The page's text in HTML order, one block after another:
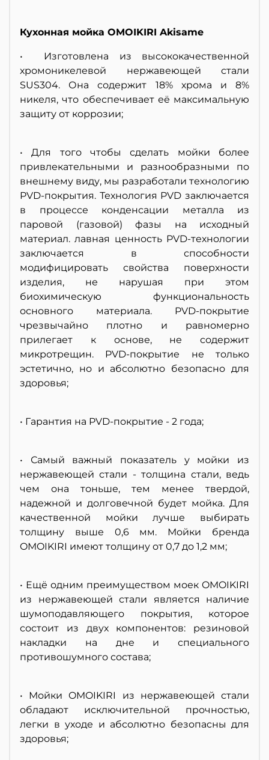
Кухонная мойка OMOIKIRI Akisame
• Изготовлена из высококачественной
хромоникелевой нержавеющей стали
SUS304. Она содержит 18% хрома и 8%
никеля, что обеспечивает её максимальную
защиту от коррозии;
• Для того чтобы сделать мойки более
привлекательными и разнообразными по
внешнему виду, мы разработали технологию
PVD-покрытия. Технология PVD заключается
в процессе конденсации металла из
паровой (газовой) фазы на исходный
материал. лавная ценность PVD-технологии
заключается в способности
модифицировать свойства поверхности
изделия, не нарушая при этом
биохимическую функциональность
основного материала. PVD-покрытие
чрезвычайно плотно и равномерно
прилегает к основе, не содержит
микротрещин. PVD-покрытие не только
эстетично, но и абсолютно безопасно для
здоровья;
• Гарантия на PVD-покрытие - 2 года;
• Самый важный показатель у мойки из
нержавеющей стали - толщина стали, ведь
чем она тоньше, тем менее твердой,
надежной и долговечной будет мойка. Для
качественной мойки лучше выбирать
толщину выше 0,6 мм. Мойки бренда
OMOIKIRI имеют толщину от 0,7 до 1,2 мм;
• Ещё одним преимуществом моек OMOIKIRI
из нержавеющей стали является наличие
шумоподавляющего покрытия, которое
состоит из двух компонентов: резиновой
накладки на дне и специального
противошумного состава;
• Мойки OMOIKIRI из нержавеющей стали
обладают исключительной прочностью,
легки в уходе и абсолютно безопасны для
здоровья;